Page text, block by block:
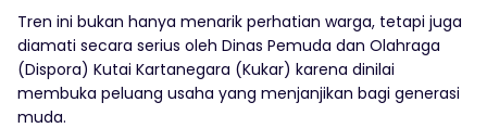
Tren ini bukan hanya menarik perhatian warga, tetapi juga
diamati secara serius oleh Dinas Pemuda dan Olahraga
(Dispora) Kutai Kartanegara (Kukar) karena dinilai
membuka peluang usaha yang menjanjikan bagi generasi
muda.